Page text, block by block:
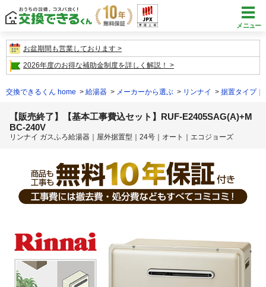
メニュー
お盆期間も営業しております
2026年度のお得な補助金制度を詳しく解説！
交換できるくん home 給湯器 メーカーから選ぶ リンナイ 据置タイプ｜
【販売終了】【基本工事費込セット】RUF-E2405SAG(A)+M
BC-240V
リンナイ ガスふろ給湯器｜屋外据置型｜24号｜オート｜エコジョーズ